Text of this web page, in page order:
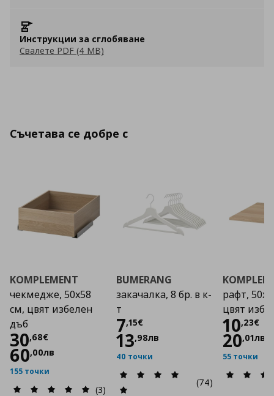
Инструкции за сглобяване
Свалете PDF (4 MB)
Съчетава се добре с
KOMPLEMENT
чекмедже, 50x58
см, цвят избелен
дъб
30,68€
Цена 30,68 €
60,00лв
155 точки
(3)
BUMERANG
закачалка, 8 бр. в к-
т
7,15€
Цена
13,98лв
40 точки
(74)
рафт,
цвят
10,23€
Цена
20,01лв
55 точки